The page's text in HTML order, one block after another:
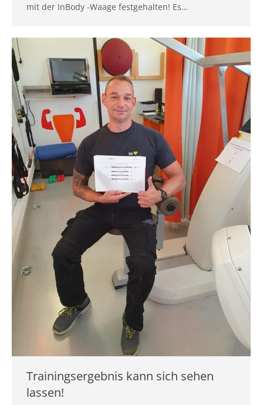
mit der InBody -Waage festgehalten! Es…
Trainingsergebnis kann sich sehen
lassen!